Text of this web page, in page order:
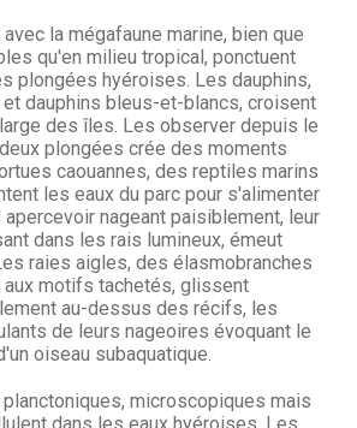
la mégafaune marine, bien que
qu'en milieu tropical, ponctuent
plongées hyéroises. Les dauphins,
dauphins bleus-et-blancs, croisent
des îles. Les observer depuis le
plongées crée des moments
caouannes, des reptiles marins
les eaux du parc pour s'alimenter
nageant paisiblement, leur
dans les rais lumineux, émeut
raies aigles, des élasmobranches
aux motifs tachetés, glissent
au-dessus des récifs, les
de leurs nageoires évoquant le
oiseau subaquatique.
microscopiques mais